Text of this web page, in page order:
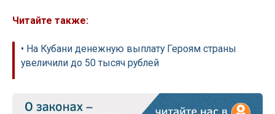
Читайте также:
• На Кубани денежную выплату Героям страны
увеличили до 50 тысяч рублей